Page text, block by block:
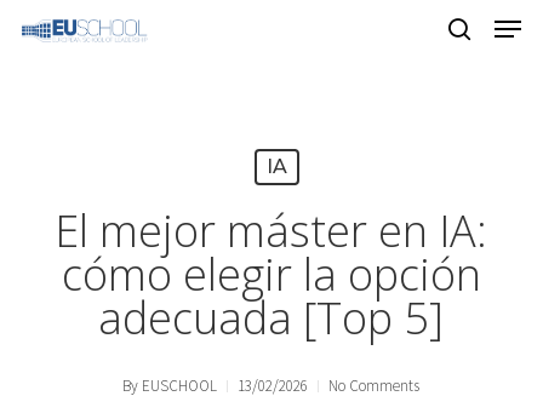
Skip
IA
El mejor máster en IA:
cómo elegir la opción
adecuada [Top 5]
By EUSCHOOL 13/02/2026 No Comments
Menu